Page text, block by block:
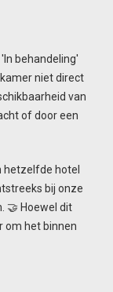
behandeling'
niet direct
van
of door een
hetzelfde hotel
bij onze
🤝 Hoewel dit
om het binnen